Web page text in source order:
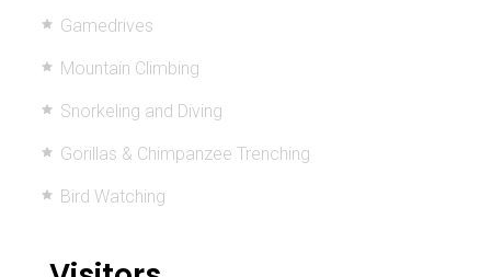
Gamedrives
Mountain Climbing
Snorkeling and Diving
Gorillas & Chimpanzee Trenching
Bird Watching